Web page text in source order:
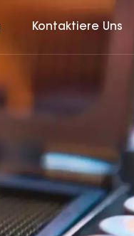
Kontaktiere Uns